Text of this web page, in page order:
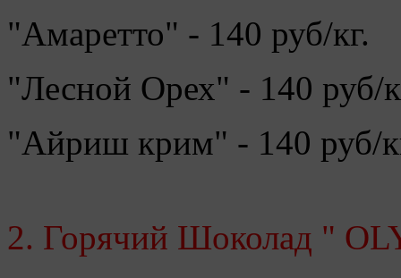
"Амаретто" - 140 руб/кг.
"Лесной Орех" - 140 руб/
"Айриш крим" - 140 руб/
2. Горячий Шоколад "